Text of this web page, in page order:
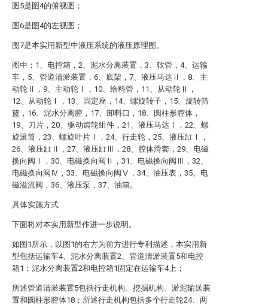
图5是图4的俯视图；
图6是图4的左视图；
图7是本实用新型中液压系统的液压原理图。
图中：1、电控箱，2、泥水分离装置，3、软管，4、运输
车，5、管道清淤装置，6、底架，7、液压马达Ⅱ，8、主
动轮Ⅱ，9、主动轮Ⅰ，10、给料管，11、从动轮Ⅱ，
12、从动轮Ⅰ，13、固定座，14、螺旋转子，15、旋转筛
篮，16、泥水分离腔，17、卸料口，18、圆柱形腔体，
19、刀片，20、驱动齿轮组件，21、液压马达Ⅰ，22、螺
旋滚筒，23、螺旋叶片Ⅰ，24、行走轮，25、液压缸Ⅰ，
26、液压缸Ⅱ，27、液压缸Ⅲ，28、腔体滑套，29、电磁
换向阀Ⅰ，30、电磁换向阀Ⅱ，31、电磁换向阀Ⅲ，32、
电磁换向阀Ⅳ，33、电磁换向阀Ⅴ，34、油压表，35、电
磁溢流阀，36、液压泵，37、油箱。
具体实施方式
下面将对本实用新型作进一步说明。
如图1所示，以图1的右方为前方进行专利描述，本实用新
型包括运输车4、泥水分离装置2、管道清淤装置5和电控
箱1；泥水分离装置2和电控箱1固定在运输车4上；
所述管道清淤装置5包括行走机构、挖掘机构、淤泥输送装
置和圆柱形腔体18；所述行走机构包括多个行走轮24、两